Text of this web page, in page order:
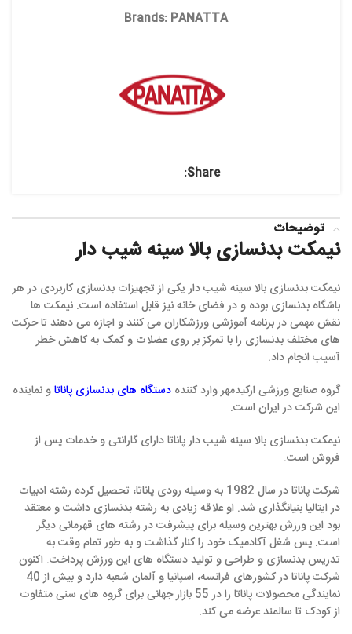
Brands: PANATTA
Share:
توضیحات
نیمکت بدنسازی بالا سینه شیب دار
نیمکت بدنسازی بالا سینه شیب دار یکی از تجهیزات بدنسازی کاربردی در هر
باشگاه بدنسازی بوده و در فضای خانه نیز قابل استفاده است. نیمکت ها
نقش مهمی در برنامه آموزشی ورزشکاران می کنند و اجازه می دهند تا حرکت
های مختلف بدنسازی را با تمرکز بر روی عضلات و کمک به کاهش خطر
آسیب انجام داد.
گروه صنایع ورزشی ارکیدمهر وارد کننده دستگاه های بدنسازی پاناتاو نماینده
این شرکت در ایران است.
نیمکت بدنسازی بالا سینه شیب دار پاناتا دارای گارانتی و خدمات پس از
فروش است.
شرکت پاناتا در سال 1982 به وسیله رودی پاناتا، تحصیل کرده رشته ادبیات
در ایتالیا بنیانگذاری شد. او علاقه زیادی به رشته بدنسازی داشت و معتقد
بود این ورزش بهترین وسیله برای پیشرفت در رشته های قهرمانی دیگر
است. پس شغل آکادمیک خود را کنار گذاشت و به طور تمام وقت به
تدریس بدنسازی و طراحی و تولید دستگاه های این ورزش پرداخت. اکنون
شرکت پاناتا در کشورهای فرانسه، اسپانیا و آلمان شعبه دارد و بیش از 40
نمایندگی محصولات پاناتا را در 55 بازار جهانی برای گروه های سنی متفاوت
از کودک تا سالمند عرضه می کند.